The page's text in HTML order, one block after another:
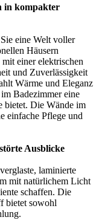
in kompakter
eine Welt voller
Häusern
einer elektrischen
und Zuverlässigkeit
Wärme und Eleganz
Badezimmer eine
bietet. Die Wände im
einfache Pflege und
Ausblicke
laminierte
mit natürlichem Licht
schaffen. Die
bietet sowohl